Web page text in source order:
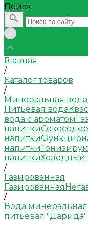
Поиск
Главная
/
Каталог товаров
/
Минеральная вода
Питьевая водаКвас
вода с ароматом
напитки
напитки
напитки
напиткиХолодный
/
Газированная
Газированная
/
Вода
питьевая "Дарида"